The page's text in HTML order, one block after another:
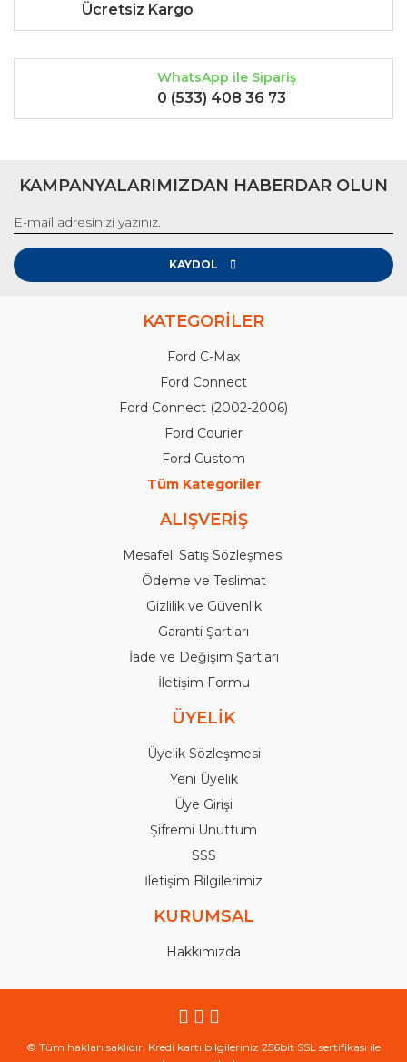
Gönder
Ücretsiz Kargo
WhatsApp ile Sipariş
0 (533) 408 36 73
KAMPANYALARIMIZDAN HABERDAR OLUN
KAYDOL
KATEGORİLER
Ford C-Max
Ford Connect
Ford Connect (2002-2006)
Ford Courier
Ford Custom
Tüm Kategoriler
ALIŞVERİŞ
Mesafeli Satış Sözleşmesi
Ödeme ve Teslimat
Gizlilik ve Güvenlik
Garanti Şartları
İade ve Değişim Şartları
İletişim Formu
ÜYELİK
Üyelik Sözleşmesi
Yeni Üyelik
Üye Girişi
Şifremi Unuttum
SSS
İletişim Bilgilerimiz
KURUMSAL
Hakkımızda
© Tüm hakları saklıdır. Kredi kartı bilgileriniz 256bit SSL sertifikası ile